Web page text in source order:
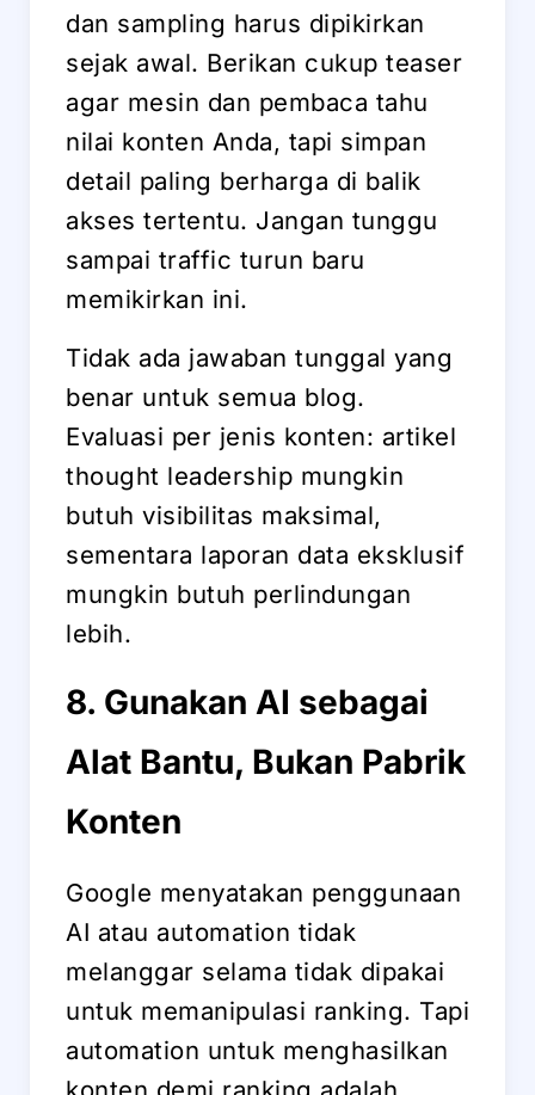
dan sampling harus dipikirkan
sejak awal. Berikan cukup teaser
agar mesin dan pembaca tahu
nilai konten Anda, tapi simpan
detail paling berharga di balik
akses tertentu. Jangan tunggu
sampai traffic turun baru
memikirkan ini.
Tidak ada jawaban tunggal yang
benar untuk semua blog.
Evaluasi per jenis konten: artikel
thought leadership mungkin
butuh visibilitas maksimal,
sementara laporan data eksklusif
mungkin butuh perlindungan
lebih.
8. Gunakan AI sebagai
Alat Bantu, Bukan Pabrik
Konten
Google menyatakan penggunaan
AI atau automation tidak
melanggar selama tidak dipakai
untuk memanipulasi ranking. Tapi
automation untuk menghasilkan